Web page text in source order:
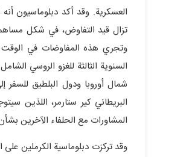
العسكرية. وقد أكد دبلوماسيون
تزال قيد التفاوض، في شكل
وتجري هذه المفاوضات في الوقت
السنوية الثالثة للغزو الروسي
شمال أوروبا ودول البلطيق
البريطاني كير ستارمر، اللذين
المشاورات مع الحلفاء الآخرين
وقد تركزت دبلوماسية الكرملين